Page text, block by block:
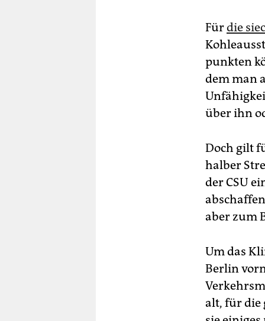
Fürdie
punkten
dem man
über ihn
Doch gilt
halber
der CSU
aber zum
Um das
Berlin
alt, für die